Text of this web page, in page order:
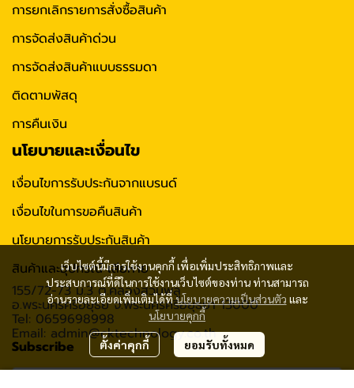
เว็บไซต์นี้มีการใช้งานคุกกี้ เพื่อเพิ่มประสิทธิภาพและ
ประสบการณ์ที่ดีในการใช้งานเว็บไซต์ของท่าน ท่านสามารถ
อ่านรายละเอียดเพิ่มเติมได้ที่นโยบายความเป็นส่วนตัว และ
นโยบายคุกกี้
ตั้งค่าคุกกี้ ยอมรับทั้งหมด
การยกเลิกรายการสั่งซื้อสินค้า
การจัดส่งสินค้าด่วน
การจัดส่งสินค้าแบบธรรมดา
ติดตามพัสดุ
การคืนเงิน
นโยบายและเงื่อนไข
เงื่อนไขการรับประกันจากแบรนด์
เงื่อนไขในการขอคืนสินค้า
นโยบายการรับประกันสินค้า
สินค้าและอุปกรณ์ เสียหาย
155/72-73 ม.3 ต.คลองสวนพลู
อ.พระนครศรีอยุธย จ.พระนครศรีอยุธยา 13000
Tel: 0659698998
Email: admin@cktechnology.co.th
Subscribe